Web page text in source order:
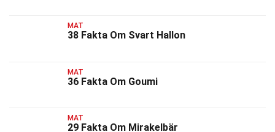
MAT
38 Fakta Om Svart Hallon
MAT
36 Fakta Om Goumi
MAT
29 Fakta Om Mirakelbär